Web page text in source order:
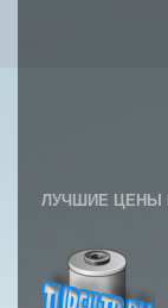
ЛУЧШИЕ ЦЕНЫ